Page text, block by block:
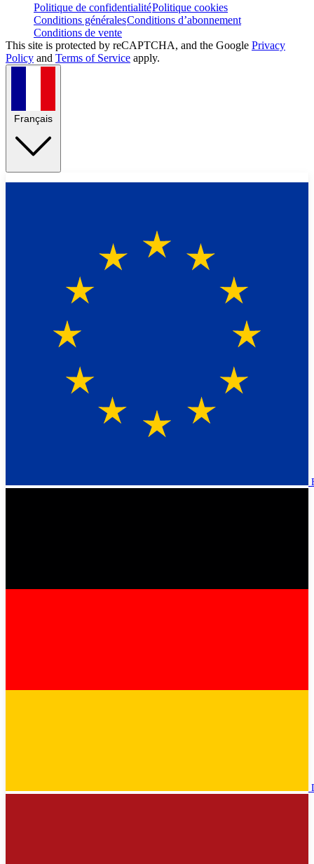
Politique de confidentialitéPolitique cookies
Conditions généralesConditions d’abonnement
Conditions de vente
This site is protected by reCAPTCHA, and the Google Privacy
Policy and Terms of Service apply.
Français